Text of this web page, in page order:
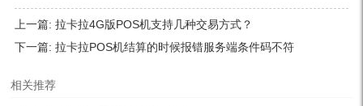
上一篇: 拉卡拉4G版POS机支持几种交易方式？
下一篇: 拉卡拉POS机结算的时候报错服务端条件码不符
相关推荐